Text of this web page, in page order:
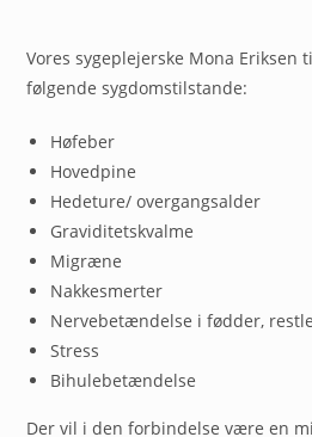
Vores sygeplejerske Mona
følgende sygdomstilstande:
Høfeber
Hovedpine
Hedeture/ overgangsalder
Graviditetskvalme
Migræne
Nakkesmerter
Nervebetændelse i fødder,
Stress
Bihulebetændelse
Der vil i den forbindelse være en